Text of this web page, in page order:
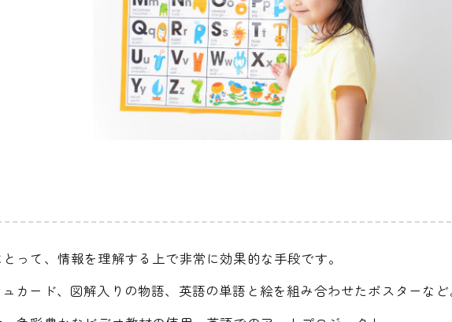
って、情報を理解する上で非常に効果的な手段です。
カード、図解入りの物語、英語の単語と絵を組み合わせたポスターな